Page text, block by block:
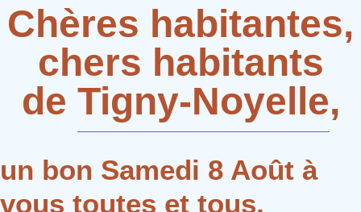
Chères habitantes,
chers habitants
de Tigny-Noyelle,
un bon Samedi 8 Août à
vous toutes et tous,